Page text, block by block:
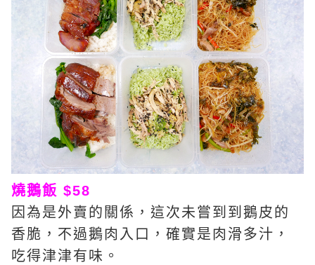
燒鵝飯 $58
因為是外賣的關係，這次未嘗到到鵝皮的
香脆，不過鵝肉入口，確實是肉滑多汁，
吃得津津有味。